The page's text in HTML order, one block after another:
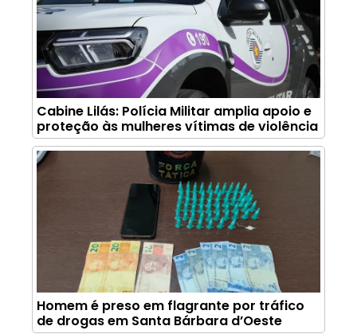
Cabine Lilás: Polícia Militar amplia apoio e
proteção às mulheres vítimas de violência
Homem é preso em flagrante por tráfico
de drogas em Santa Bárbara d’Oeste